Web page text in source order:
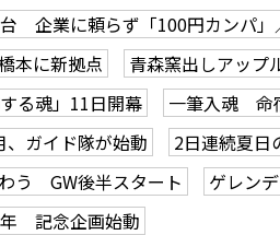
企業に頼らず「100円カンパ」
本に新拠点
青森窯出しアップ
る魂」11日開幕
一筆入魂 命
ガイド隊が始動
2日連続夏
う GW後半スタート
ゲレン
記念企画始動